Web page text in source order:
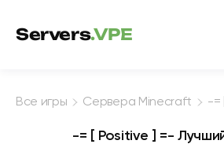
Servers.VPE
Все игры Сервера Minecraft
-= [ Positive ] =-